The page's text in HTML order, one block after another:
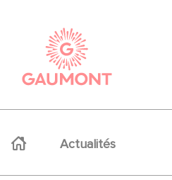
Actualités